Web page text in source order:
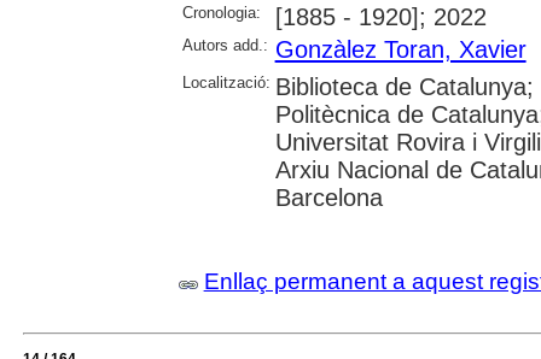
Cronologia: [1885 - 1920]; 2022
Autors add.: Gonzàlez Toran, Xavier
Localització: Biblioteca de
Politècnica de
Universitat Rovira i
Arxiu Nacional de
Barcelona
Enllaç permanent a aquest